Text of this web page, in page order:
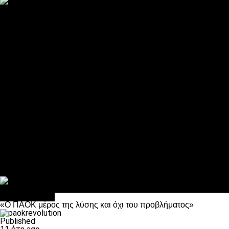
«Ο ΠΑΟΚ μέρος της λύσης και όχι του προβλήματος»
Published